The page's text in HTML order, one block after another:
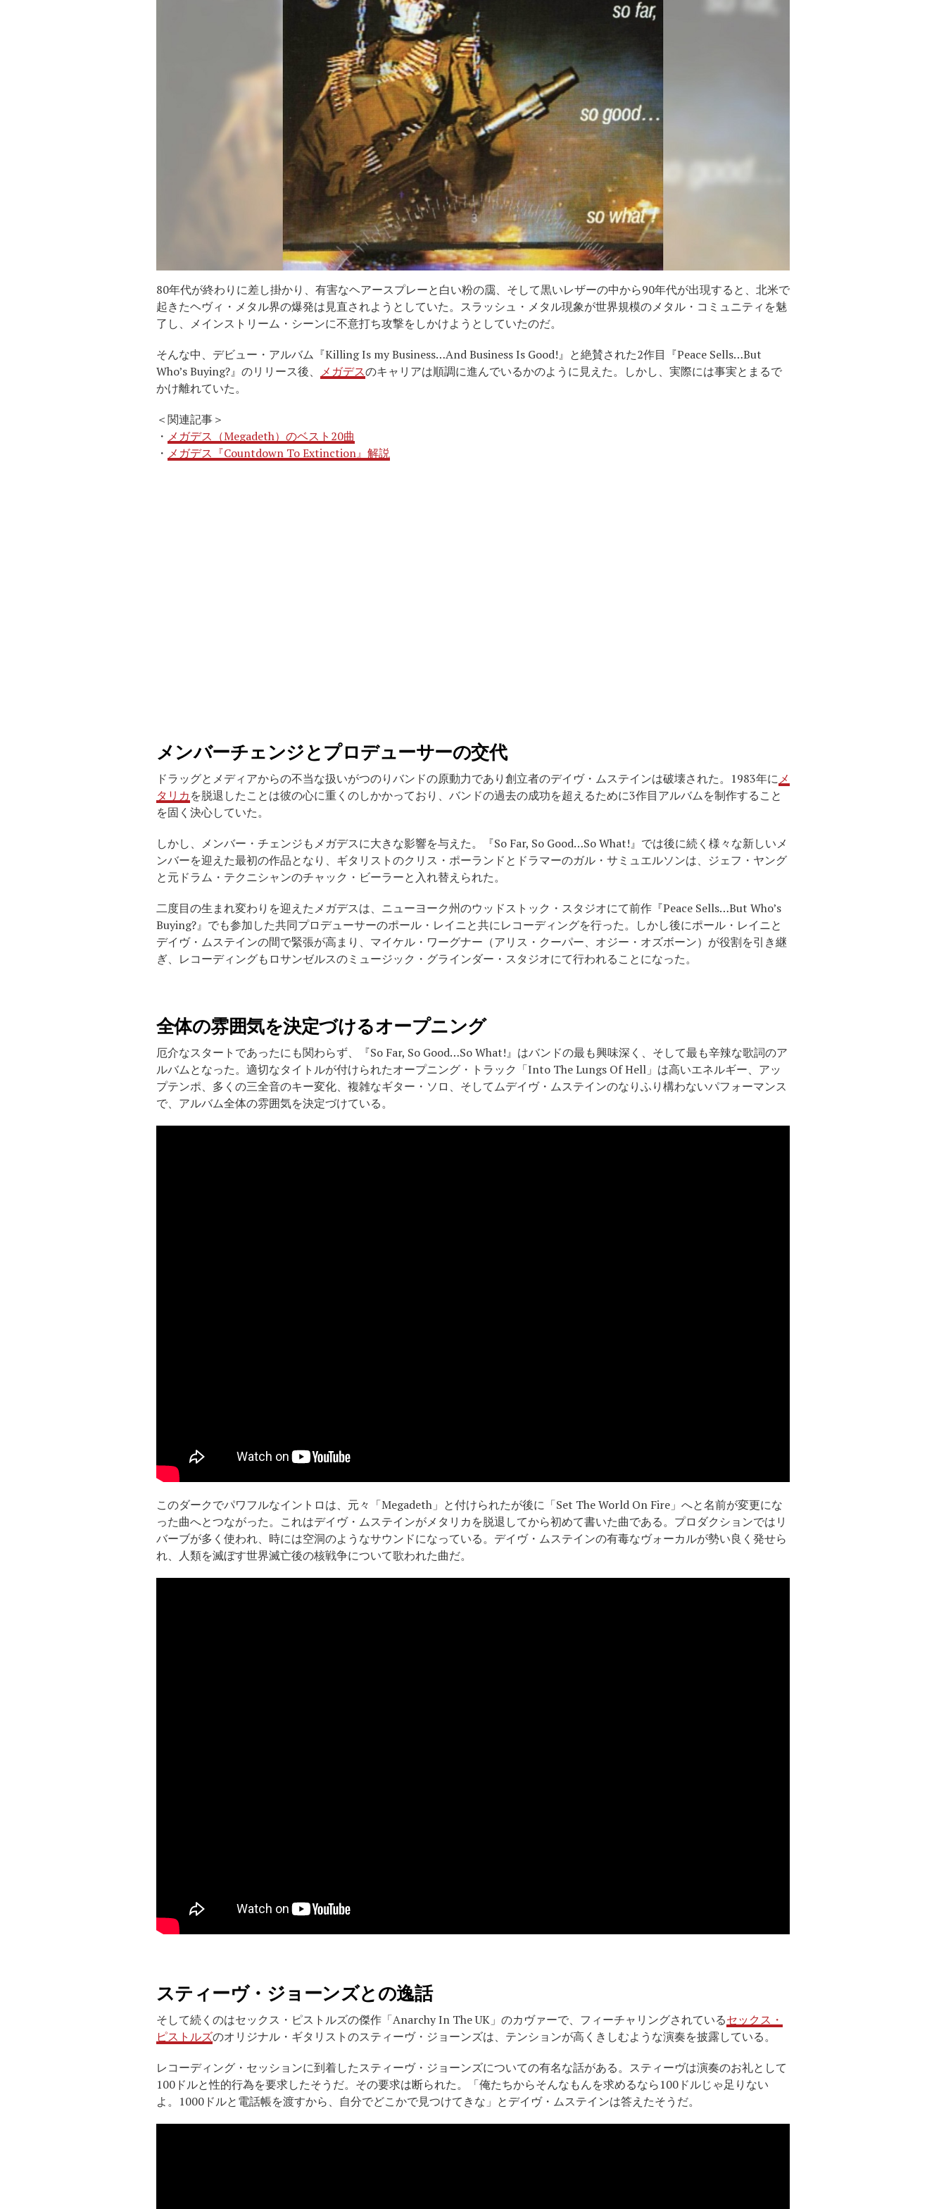
80年代が終わりに差し掛かり、有害なヘアースプレーと白い粉の靄、そして黒いレザーの中から90年代が出現すると、北米で
起きたヘヴィ・メタル界の爆発は見直されようとしていた。スラッシュ・メタル現象が世界規模のメタル・コミュニティを魅
了し、メインストリーム・シーンに不意打ち攻撃をしかけようとしていたのだ。
そんな中、デビュー・アルバム『Killing Is my Business…And Business Is Good!』と絶賛された2作目『Peace Sells…But
Who’s Buying?』のリリース後、 メガデスのキャリアは順調に進んでいるかのように見えた。しかし、実際には事実とまるで
かけ離れていた。
＜関連記事＞
・ メガデス（Megadeth）のベスト20曲
・ メガデス『Countdown To Extinction』解説
メンバーチェンジとプロデューサーの交代
ドラッグとメディアからの不当な扱いがつのりバンドの原動力であり創立者のデイヴ・ムステインは破壊された。1983年にメ
タリカを脱退したことは彼の心に重くのしかかっており、バンドの過去の成功を超えるために3作目アルバムを制作すること
を固く決心していた。
しかし、メンバー・チェンジもメガデスに大きな影響を与えた。『So Far, So Good…So What!』では後に続く様々な新しいメ
ンバーを迎えた最初の作品となり、ギタリストのクリス・ポーランドとドラマーのガル・サミュエルソンは、ジェフ・ヤング
と元ドラム・テクニシャンのチャック・ビーラーと入れ替えられた。
二度目の生まれ変わりを迎えたメガデスは、ニューヨーク州のウッドストック・スタジオにて前作『Peace Sells…But Who’s
Buying?』でも参加した共同プロデューサーのポール・レイニと共にレコーディングを行った。しかし後にポール・レイニと
デイヴ・ムステインの間で緊張が高まり、マイケル・ワーグナー（アリス・クーパー、オジー・オズボーン）が役割を引き継
ぎ、レコーディングもロサンゼルスのミュージック・グラインダー・スタジオにて行われることになった。
全体の雰囲気を決定づけるオープニング
厄介なスタートであったにも関わらず、『So Far, So Good…So What!』はバンドの最も興味深く、そして最も辛辣な歌詞のア
ルバムとなった。適切なタイトルが付けられたオープニング・トラック「Into The Lungs Of Hell」は高いエネルギー、アッ
プテンポ、多くの三全音のキー変化、複雑なギター・ソロ、そしてムデイヴ・ムステインのなりふり構わないパフォーマンス
で、アルバム全体の雰囲気を決定づけている。
このダークでパワフルなイントロは、元々「Megadeth」と付けられたが後に「Set The World On Fire」へと名前が変更にな
った曲へとつながった。これはデイヴ・ムステインがメタリカを脱退してから初めて書いた曲である。プロダクションではリ
バーブが多く使われ、時には空洞のようなサウンドになっている。デイヴ・ムステインの有毒なヴォーカルが勢い良く発せら
れ、人類を滅ぼす世界滅亡後の核戦争について歌われた曲だ。
スティーヴ・ジョーンズとの逸話
そして続くのはセックス・ピストルズの傑作「Anarchy In The UK」のカヴァーで、フィーチャリングされているセックス・
ピストルズのオリジナル・ギタリストのスティーヴ・ジョーンズは、テンションが高くきしむような演奏を披露している。
レコーディング・セッションに到着したスティーヴ・ジョーンズについての有名な話がある。スティーヴは演奏のお礼として
100ドルと性的行為を要求したそうだ。その要求は断られた。「俺たちからそんなもんを求めるなら100ドルじゃ足りない
よ。1000ドルと電話帳を渡すから、自分でどこかで見つけてきな」とデイヴ・ムステインは答えたそうだ。